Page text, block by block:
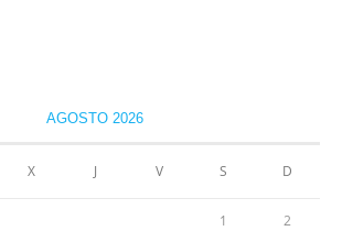
AGOSTO 2026
X J V S D
1 2